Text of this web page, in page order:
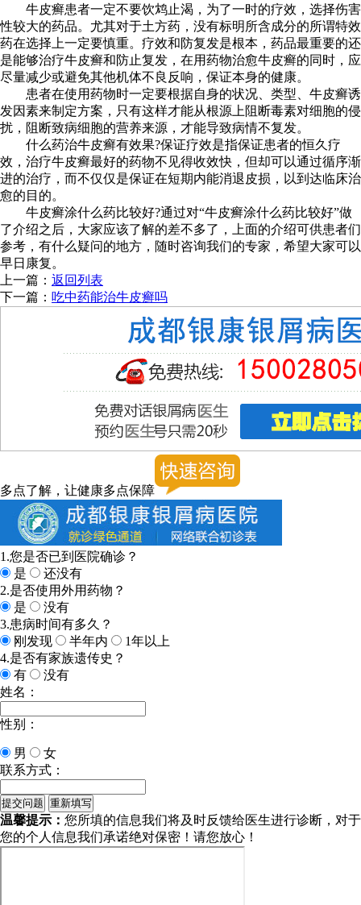
牛皮癣患者一定不要饮鸩止渴，为了一时的疗效，选择伤害
性较大的药品。尤其对于土方药，没有标明所含成分的所谓特效
药在选择上一定要慎重。疗效和防复发是根本，药品最重要的还
是能够治疗牛皮癣和防止复发，在用药物治愈牛皮癣的同时，应
尽量减少或避免其他机体不良反响，保证本身的健康。
患者在使用药物时一定要根据自身的状况、类型、牛皮癣诱
发因素来制定方案，只有这样才能从根源上阻断毒素对细胞的侵
扰，阻断致病细胞的营养来源，才能导致病情不复发。
什么药治牛皮癣有效果?保证疗效是指保证患者的恒久疗
效，治疗牛皮癣最好的药物不见得收效快，但却可以通过循序渐
进的治疗，而不仅仅是保证在短期内能消退皮损，以到达临床治
愈的目的。
牛皮癣涂什么药比较好?通过对“牛皮癣涂什么药比较好”做
了介绍之后，大家应该了解的差不多了，上面的介绍可供患者们
参考，有什么疑问的地方，随时咨询我们的专家，希望大家可以
早日康复。
上一篇： 返回列表
下一篇： 吃中药能治牛皮癣吗
多点了解，让健康多点保障
1.您是否已到医院确诊？
是
还没有
2.是否使用外用药物？
是
没有
3.患病时间有多久？
刚发现
半年内
1年以上
4.是否有家族遗传史？
有
没有
姓名：
性别：
男
女
联系方式：
温馨提示： 您所填的信息我们将及时反馈给医生进行诊断，对于
您的个人信息我们承诺绝对保密！请您放心！